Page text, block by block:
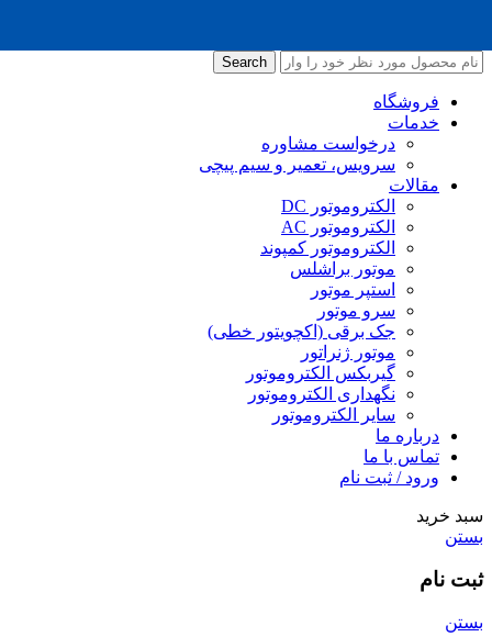
Search
فروشگاه
خدمات
درخواست مشاوره
سرویس، تعمیر و سیم پیچی
مقالات
الکتروموتور DC
الکتروموتور AC
الکتروموتور کمپوند
موتور براشلس
استپر موتور
سرو موتور
جک برقی (اکچویتور خطی)
موتور ژنراتور
گیربکس الکتروموتور
نگهداری الکتروموتور
سایر الکتروموتور
درباره ما
تماس با ما
ورود / ثبت نام
سبد خرید
بستن
ثبت نام
بستن